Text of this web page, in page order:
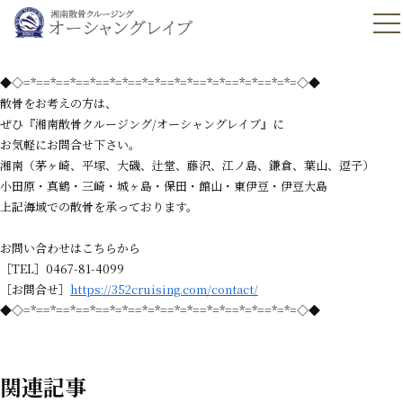
◆◇=*==*==*==*==*=*==*=*==*=*==*=*==*=*==*=*=◇◆
散骨をお考えの方は、
ぜひ『湘南散骨クルージング/オーシャングレイブ』に
お気軽にお問合せ下さい。
湘南（茅ヶ崎、平塚、大磯、辻堂、藤沢、江ノ島、鎌倉、葉山、逗子）
小田原・真鶴・三崎・城ヶ島・保田・館山・東伊豆・伊豆大島
上記海域での散骨を承っております。
お問い合わせはこちらから
［TEL］0467-81-4099
［お問合せ］ https://352cruising.com/contact/
◆◇=*==*==*==*==*=*==*=*==*=*==*=*==*=*==*=*=◇◆
関連記事